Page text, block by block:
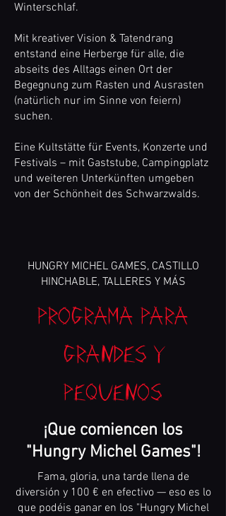
Winterschlaf.
Mit kreativer Vision & Tatendrang
entstand eine Herberge für alle, die
abseits des Alltags einen Ort der
Begegnung zum Rasten und Ausrasten
(natürlich nur im Sinne von feiern)
suchen.
Eine Kultstätte für Events, Konzerte und
Festivals – mit Gaststube, Campingplatz
und weiteren Unterkünften umgeben
von der Schönheit des Schwarzwalds.
HUNGRY MICHEL GAMES, CASTILLO
HINCHABLE, TALLERES Y MÁS
Programa para
grandes y
pequeños
¡Que comiencen los
"Hungry Michel Games"!
Fama, gloria, una tarde llena de
diversión y 100 € en efectivo — eso es lo
que podéis ganar en los "Hungry Michel